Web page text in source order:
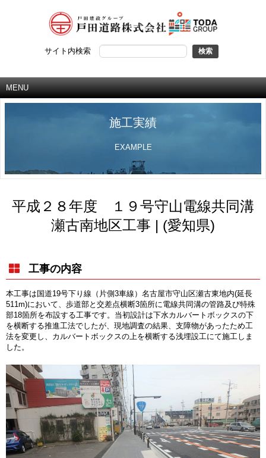
サイト内検索
MENU
施工実績
EXAMPLE
平成２８年度 １９号守山電線共同溝
瀬古南地区工事 | (愛知県)
工事の内容
本工事は国道19号下り線（片側3車線）名古屋市守山区瀬古東地内(延長
511m)において、歩道部と交差点横断3箇所に電線共同溝の管路及び特殊
部18箇所を布設する工事です。当初設計は下水カルバートボックスの下
を横断する推進工法でしたが、現地調査の結果、支障物があったため工
法を変更し、カルバートボックスの上を横断する浅埋設工にて施工しま
した。